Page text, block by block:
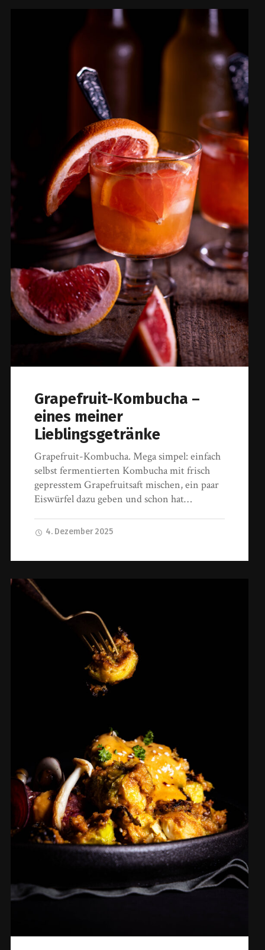
Grapefruit-Kombucha –
eines meiner
Lieblingsgetränke
Grapefruit-Kombucha. Mega simpel: einfach
selbst fermentierten Kombucha mit frisch
gepresstem Grapefruitsaft mischen, ein paar
Eiswürfel dazu geben und schon hat…
4. Dezember 2025